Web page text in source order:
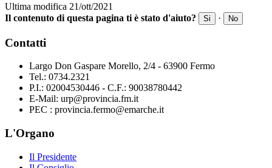
Ultima modifica 21/ott/2021
Il contenuto di questa pagina ti è stato d'aiuto?
Si · No
Contatti
Largo Don Gaspare Morello, 2/4 - 63900 Fermo
Tel.: 0734.2321
P.I.: 02004530446 - C.F.: 90038780442
E-Mail: urp@provincia.fm.it
PEC : provincia.fermo@emarche.it
L'Organo
Il Presidente